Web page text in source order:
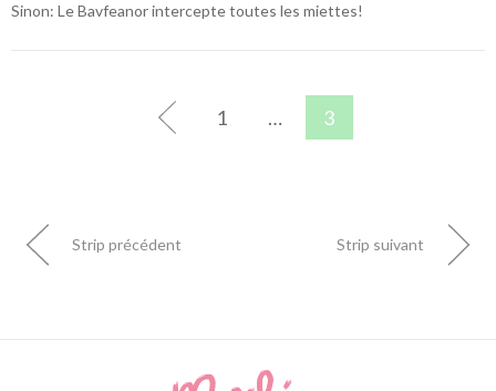
Sinon: Le Bavfeanor intercepte toutes les miettes!
1 … 3
Strip précédent Strip suivant